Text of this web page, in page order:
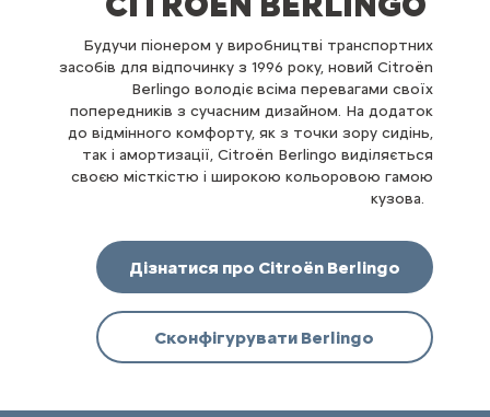
Будучи піонером у виробництві транспортних
засобів для відпочинку з 1996 року, новий Citroën
Berlingo володіє всіма перевагами своїх
попередників з сучасним дизайном. На додаток
до відмінного комфорту, як з точки зору сидінь,
так і амортизації, Citroën Berlingo виділяється
своєю місткістю і широкою кольоровою гамою
кузова.
Дізнатися про Citroën Berlingo
Сконфігурувати Berlingo